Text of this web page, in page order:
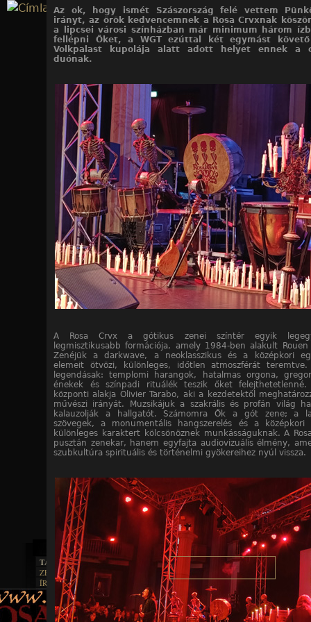
Jump to navigation
Az ok, hogy ismét Szászország felé vettem
irányt, az örök kedvencemnek a Rosa Crvxnak
a lipcsei városi színházban már minimum három
fellépni Őket, a WGT ezúttal két egymást
Volkpalast kupolája alatt adott helyet ennek a
duónak.
A Rosa Crvx a gótikus zenei színtér egyik
legmisztikusabb formációja, amely 1984-ben alakult Rouen
Zenéjük a darkwave, a neoklasszikus és a középkori
elemeit ötvözi, különleges, időtlen atmoszférát teremtve.
legendásak: templomi harangok, hatalmas orgona,
énekek és színpadi rituálék teszik őket felejthetetlenné.
központi alakja Olivier Tarabo, aki a kezdetektől
művészi irányát. Muzsikájuk a szakrális és profán világ
kalauzolják a hallgatót. Számomra Ők a gót zene; a
szövegek, a monumentális hangszerelés és a középkori
különleges karaktert kölcsönöznek munkásságuknak. A
pusztán zenekar, hanem egyfajta audiovizuális élmény,
szubkultúra spirituális és történelmi gyökereihez nyúl vissza.
TAJTÉKOS LAPOK
ZENE
EGYÜTTESEK
INTERJÚK
FORDÍTÁSOK
ÍRÁSOK
IRODALOM
FILM
BOSZORKÁNYKONYHA
FEKETE HUMOR
KÉPES